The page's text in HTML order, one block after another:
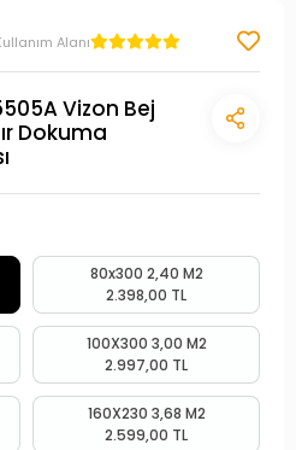
Alanı
Vizon Bej
Dokuma
80x300 2,40 M2
2.398,00 TL
100X300 3,00 M2
2.997,00 TL
160X230 3,68 M2
2.599,00 TL